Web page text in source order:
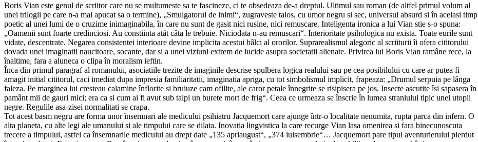
Boris Vian este genul de scriitor care nu se multumeste sa te fascineze, ci te obsedeaza de-a dreptul. Ultimul sau roman (de altfel primul volum al
unei trilogii pe care n-a mai apucat sa o termine), „Smulgatorul de inimi“, zugraveste taios, cu umor negru si sec, universul absurd si în acelasi timp
poetic al unei lumi de o cruzime inimaginabila, în care nu sunt de gasit nici rusine, nici remuscare. Inteligenta ironica a lui Vian stie s-o spuna:
„Oamenii sunt foarte credinciosi. Au constiinta atât câta le trebuie. Niciodata n-au remuscari“. Interioritate psihologica nu exista. Toate eurile sunt
vidate, descentrate. Negarea consistentei interioare devine implicita acestui bâlci al ororilor. Suprarealismul alegoric al scriiturii îi ofera cititorului
dovada unei imaginatii naucitoare, socante, dar si a unei viziuni extrem de lucide asupra societatii alienate. Privirea lui Boris Vian ramâne rece, la
înaltime, fara a aluneca o clipa în moralism ieftin.
Înca din primul paragraf al romanului, asociatiile trezite de imaginile descrise spulbera logica realului sau pe cea posibilului cu care ar putea fi
amagit initial cititorul, caci imediat dupa impresia familiaritatii, imaginatia apriga, cu tot simbolismul implicit, frapeaza: „Drumul serpuia pe lânga
faleza. Pe marginea lui cresteau calamine înflorite si bruiuze cam ofilite, ale caror petale înnegrite se risipisera pe jos. Insecte ascutite îsi sapasera în
pamânt mii de gauri mici; era ca si cum ai fi avut sub talpi un burete mort de frig“. Ceea ce urmeaza se înscrie în lumea straniului tipic unei utopii
negre. Regulile asa-zisei normalitati se crapa.
Tot acest basm negru are forma unor însemnari ale medicului psihiatru Jacquemort care ajunge într-o localitate nenumita, rupta parca din infern. O
alta planeta, cu alte legi ale umanului si ale timpului care se dilata. Inovatia lingvistica la care recurge Vian lasa omenirea si fara binecunoscuta
trecere a timpului, astfel ca însemnarile medicului au drept date „135 apriaugust“, „374 iulsembrie“… Jacquemort pare tipul aventurierului pierdut